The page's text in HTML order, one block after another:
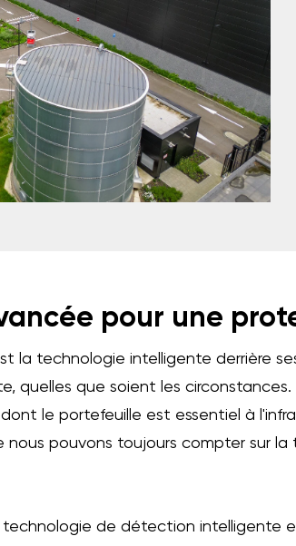
pour une
la technologie intelligente derrière
quelles que soient les
le portefeuille est essentiel à
nous pouvons toujours compter sur
technologie de détection intelligente